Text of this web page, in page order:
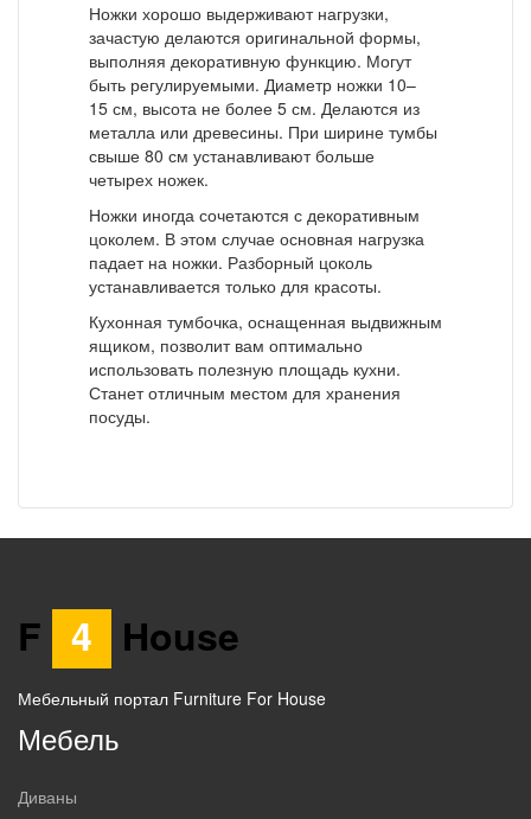
Ножки хорошо выдерживают нагрузки,
зачастую делаются оригинальной формы,
выполняя декоративную функцию. Могут
быть регулируемыми. Диаметр ножки 10–
15 см, высота не более 5 см. Делаются из
металла или древесины. При ширине тумбы
свыше 80 см устанавливают больше
четырех ножек.
Ножки иногда сочетаются с декоративным
цоколем. В этом случае основная нагрузка
падает на ножки. Разборный цоколь
устанавливается только для красоты.
Кухонная тумбочка, оснащенная выдвижным
ящиком, позволит вам оптимально
использовать полезную площадь кухни.
Станет отличным местом для хранения
посуды.
F 4 House
Мебельный портал Furniture For House
Мебель
Диваны